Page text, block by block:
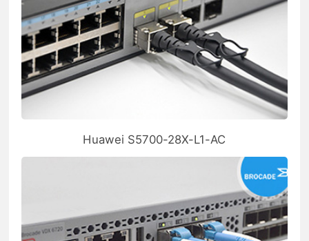
Huawei S5700-28X-L1-AC